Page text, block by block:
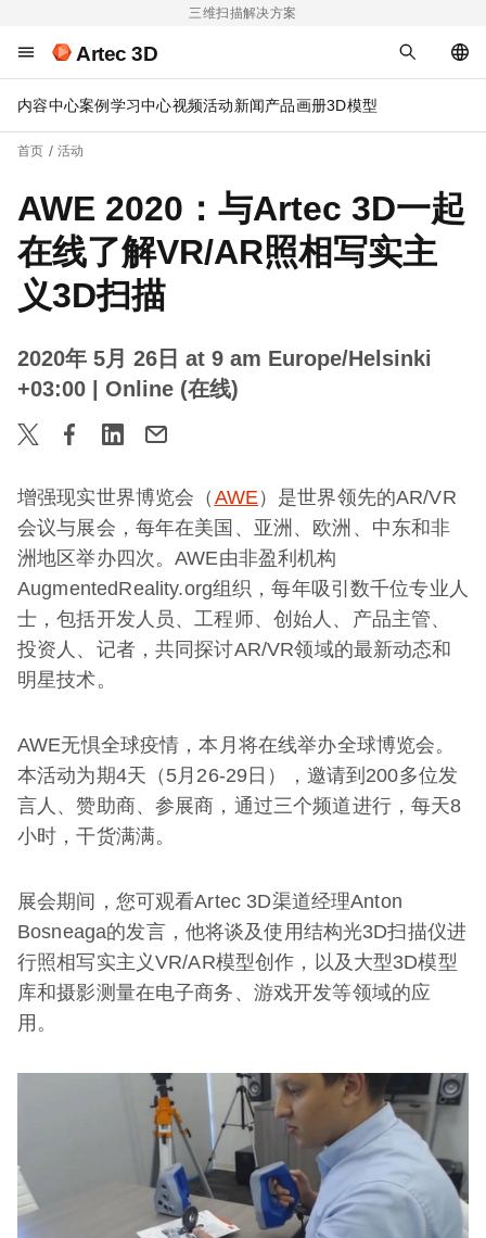
三维扫描解决方案
Artec 3D
内容中心案例 学习中心视频活动新闻产品画册3D模型
首页 活动
AWE 2020：与Artec 3D一起
在线了解VR/AR照相写实主
义3D扫描
2020年 5月 26日 at 9 am Europe/Helsinki
+03:00
| Online (在线)
增强现实世界博览会（ AWE）是世界领先的AR/VR
会议与展会，每年在美国、亚洲、欧洲、中东和非
洲地区举办四次。AWE由非盈利机构
AugmentedReality.org组织，每年吸引数千位专业人
士，包括开发人员、工程师、创始人、产品主管、
投资人、记者，共同探讨AR/VR领域的最新动态和
明星技术。
AWE无惧全球疫情，本月将在线举办全球博览会。
本活动为期4天（5月26-29日），邀请到200多位发
言人、赞助商、参展商，通过三个频道进行，每天8
小时，干货满满。
展会期间，您可观看Artec 3D渠道经理Anton
Bosneaga的发言，他将谈及使用结构光3D扫描仪进
行照相写实主义VR/AR模型创作，以及大型3D模型
库和摄影测量在电子商务、游戏开发等领域的应
用。